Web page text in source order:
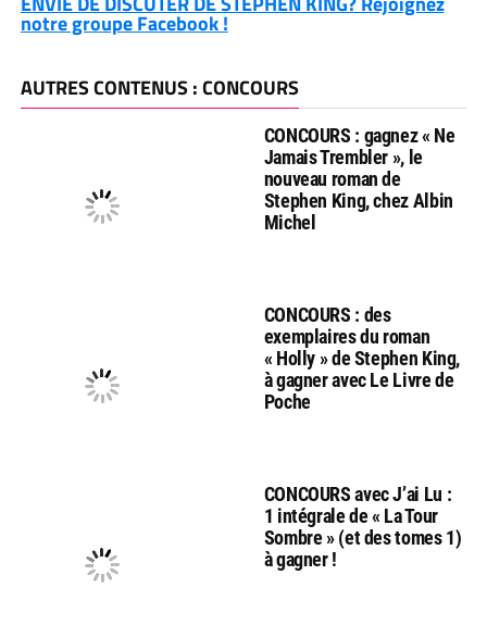
notre groupe Facebook !
AUTRES CONTENUS : CONCOURS
CONCOURS : gagnez « Ne
Jamais Trembler », le
nouveau roman de
Stephen King, chez Albin
Michel
CONCOURS : des
exemplaires du roman
« Holly » de Stephen King,
à gagner avec Le Livre de
Poche
CONCOURS avec J’ai Lu :
1 intégrale de « La Tour
Sombre » (et des tomes 1)
à gagner !